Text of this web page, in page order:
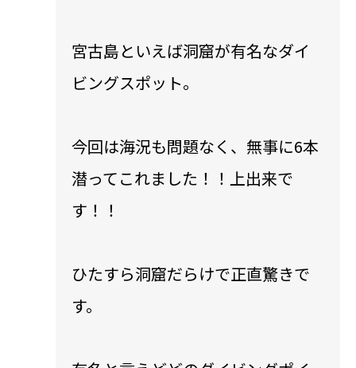
宮古島といえば洞窟が有名なダイ
ビングスポット。
今回は海況も問題なく、無事に6本
潜ってこれました！！上出来で
す！！
ひたすら洞窟だらけで正直驚きで
す。